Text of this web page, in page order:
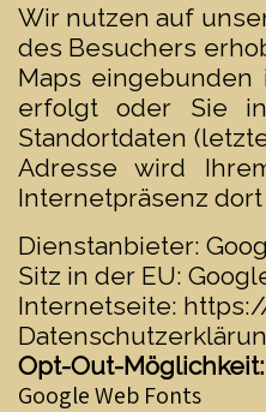
Wir nutzen auf
des Besuchers
Maps eingebunden
erfolgt oder Sie
Standortdaten
Adresse wird
Internetpräsenz
Dienstanbieter:
Sitz in der EU:
Internetseite:
Opt-Out-Möglichkeit:
Google Web Fonts